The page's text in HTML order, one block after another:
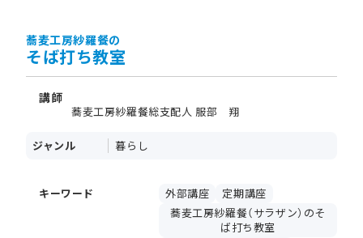
蕎麦工房紗羅餐の
そば打ち教室
講師
蕎麦工房紗羅餐総支配人 服部 翔
ジャンル 暮らし
キーワード 外部講座
定期講座
蕎麦工房紗羅餐（サラザン）のそ
ば打ち教室